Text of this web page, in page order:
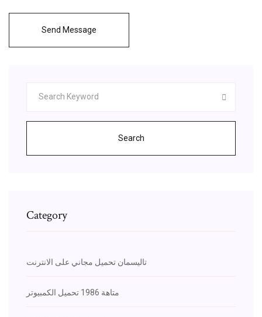
Send Message
Search
Category
تاليسمان تحميل مجاني على الانترنت
متاهة 1986 تحميل الكمبيوتر